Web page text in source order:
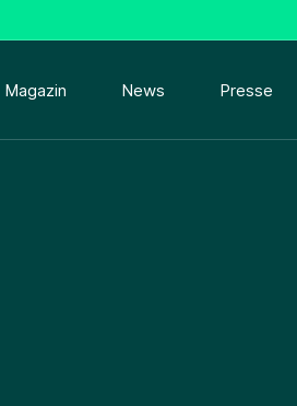
Magazin News Presse